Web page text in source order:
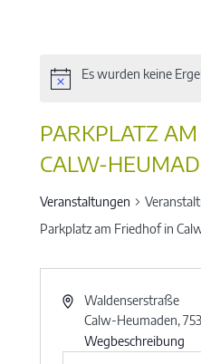
Es wurden keine
PARKPLATZ
CALW-
Veranstaltungen
Parkplatz am Friedhof in
Waldenserstraße
Calw-Heumaden,
Wegbeschreibung